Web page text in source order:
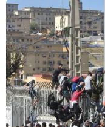
[Đà Nẵng tiêm
người nước
“Chúng tôi vô
quyền và người
cùng nhau để
sau'. Tôi thực sự
với những tình